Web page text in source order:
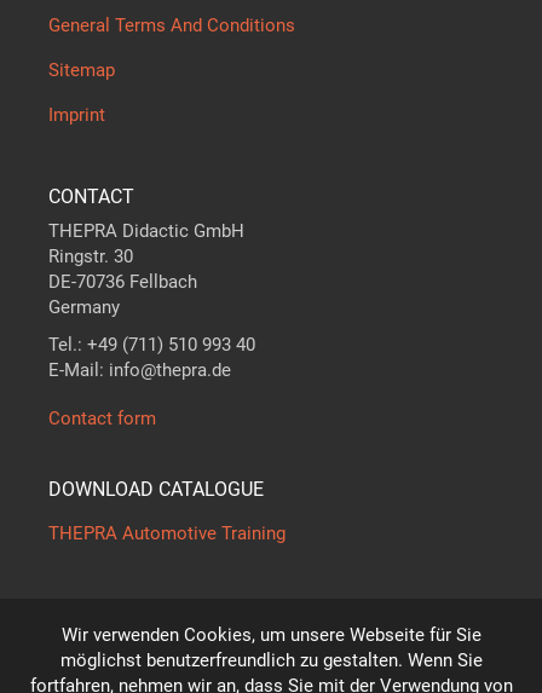
Wir verwenden Cookies, um unsere Webseite für Sie
möglichst benutzerfreundlich zu gestalten. Wenn Sie
fortfahren, nehmen wir an, dass Sie mit der Verwendung von
General Terms And Conditions
Sitemap
Imprint
CONTACT
THEPRA Didactic GmbH
Ringstr. 30
DE-70736 Fellbach
Germany
Tel.: +49 (711) 510 993 40
E-Mail: info@thepra.de
Contact form
DOWNLOAD CATALOGUE
THEPRA Automotive Training
The standard inTHEORY +PRACTICE